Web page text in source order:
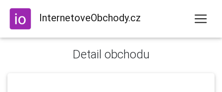
InternetoveObchody.cz
Detail obchodu